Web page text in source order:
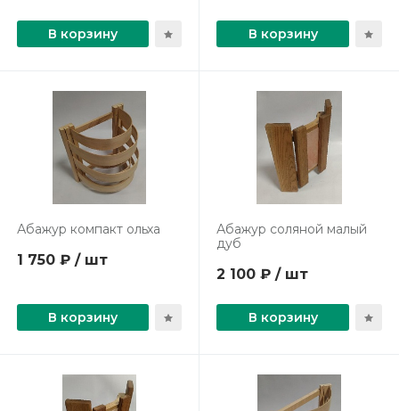
В корзину В корзину
Абажур компакт ольха
1 750 ₽ / шт
В корзину
Абажур соляной малый
дуб
2 100 ₽ / шт
В корзину